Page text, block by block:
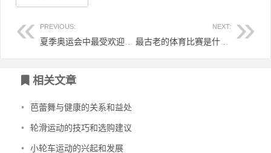
PREVIOUS:
夏季奥运会中最受欢迎的项目是什么？
NEXT:
最古老的体育比赛是什么？
相关文章
• 芭蕾舞与健康的关系和益处
• 轮滑运动的技巧和选购建议
• 小轮车运动的兴起和发展